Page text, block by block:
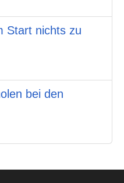
Start nichts zu
bei den